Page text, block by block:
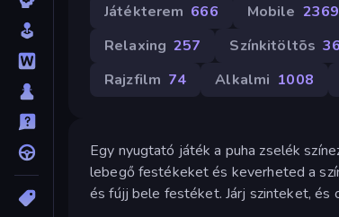
Játékterem 666 Mobile 2369
Relaxing 257 Színkitöltõs 36
Rajzfilm 74 Alkalmi 1008
Egy nyugtató játék a puha zselék
lebegő festékeket és keverheted a
és fújj bele festéket. Járj szinteket, és